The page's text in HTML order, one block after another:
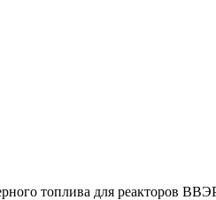
топлива для реакторов